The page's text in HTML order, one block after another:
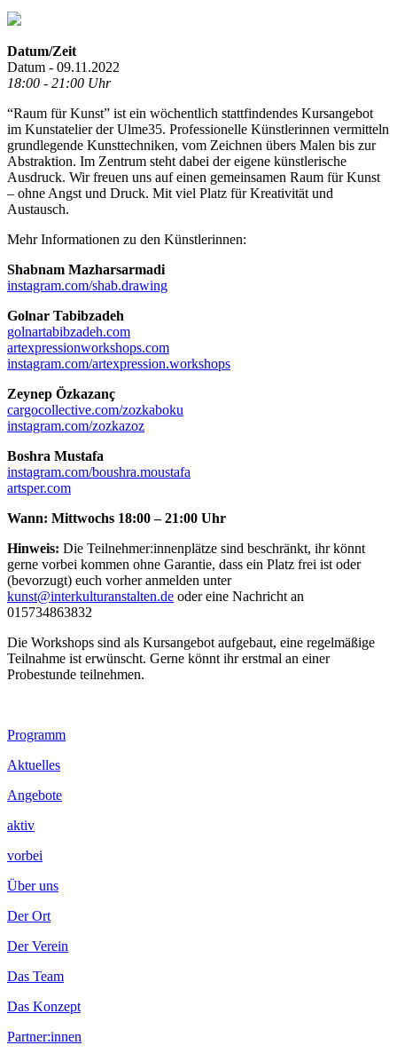
Datum/Zeit
Datum - 09.11.2022
18:00 - 21:00 Uhr
“Raum für Kunst” ist ein wöchentlich stattfindendes Kursangebot
im Kunstatelier der Ulme35. Professionelle Künstlerinnen vermitteln
grundlegende Kunsttechniken, vom Zeichnen übers Malen bis zur
Abstraktion. Im Zentrum steht dabei der eigene künstlerische
Ausdruck. Wir freuen uns auf einen gemeinsamen Raum für Kunst
– ohne Angst und Druck. Mit viel Platz für Kreativität und
Austausch.
Mehr Informationen zu den Künstlerinnen:
Shabnam Mazharsarmadi
instagram.com/shab.drawing
Golnar Tabibzadeh
golnartabibzadeh.com
artexpressionworkshops.com
instagram.com/artexpression.workshops
Zeynep Özkazanç
cargocollective.com/zozkaboku
instagram.com/zozkazoz
Boshra Mustafa
instagram.com/boushra.moustafa
artsper.com
Wann: Mittwochs 18:00 – 21:00 Uhr
Hinweis: Die Teilnehmer:innenplätze sind beschränkt, ihr könnt
gerne vorbei kommen ohne Garantie, dass ein Platz frei ist oder
(bevorzugt) euch vorher anmelden unter
kunst@interkulturanstalten.de oder eine Nachricht an
015734863832
Die Workshops sind als Kursangebot aufgebaut, eine regelmäßige
Teilnahme ist erwünscht. Gerne könnt ihr erstmal an einer
Probestunde teilnehmen.
Footer
Inhalt
Programm
Aktuelles
Angebote
aktiv
vorbei
Über uns
Der Ort
Der Verein
Das Team
Das Konzept
Partner:innen